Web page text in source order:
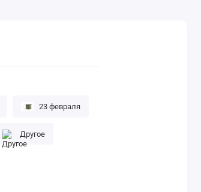
23 февраля
Другое